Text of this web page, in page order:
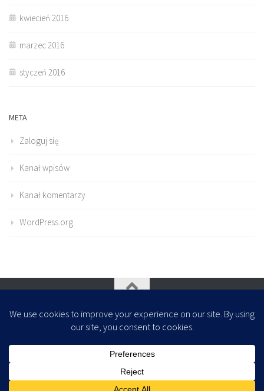
kwiecień 2016
marzec 2016
styczeń 2016
META
Zaloguj się
Kanał wpisów
Kanał komentarzy
WordPress.org
- Zaprojektowany z